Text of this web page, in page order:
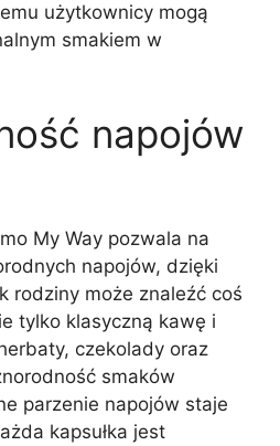
użytkownicy mogą
smakiem w
napojów
My Way pozwala na
napojów, dzięki
rodziny może znaleźć coś
tylko klasyczną kawę i
czekolady oraz
smaków
parzenie napojów staje
kapsułka jest